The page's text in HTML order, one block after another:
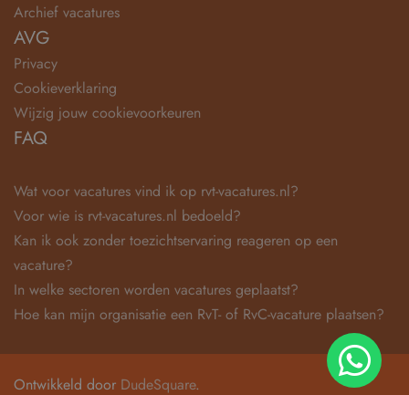
Archief vacatures
AVG
Privacy
Cookieverklaring
Wijzig jouw cookievoorkeuren
FAQ
Wat voor vacatures vind ik op rvt-vacatures.nl?
Voor wie is rvt-vacatures.nl bedoeld?
Kan ik ook zonder toezichtservaring reageren op een
vacature?
In welke sectoren worden vacatures geplaatst?
Hoe kan mijn organisatie een RvT- of RvC-vacature plaatsen?
Ontwikkeld door DudeSquare.